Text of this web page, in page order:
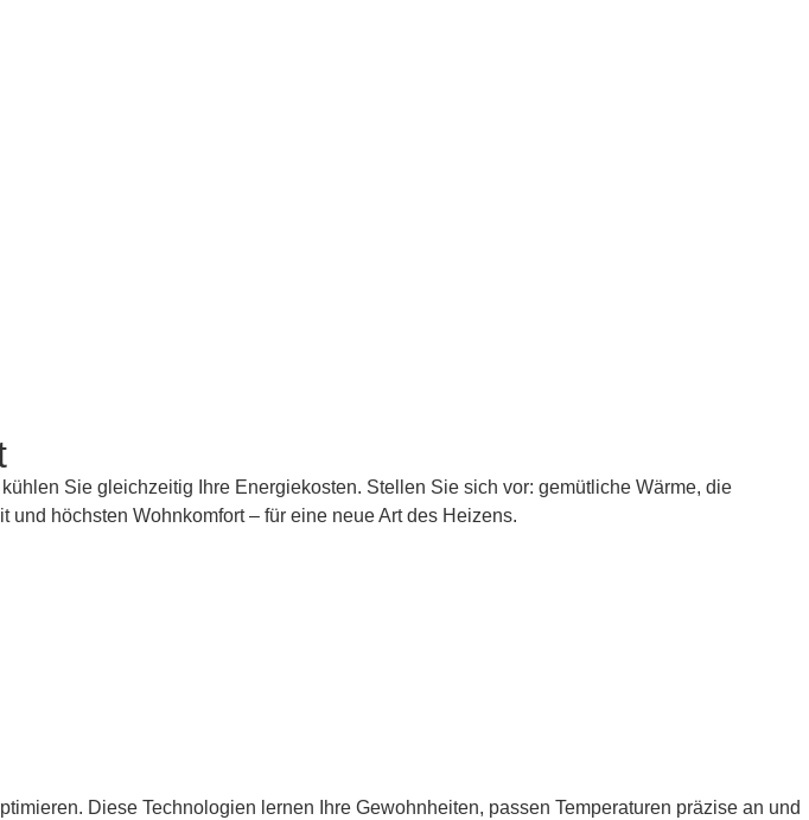
Sie gleichzeitig Ihre Energiekosten. Stellen Sie sich vor: gemütliche Wärme, die
höchsten Wohnkomfort – für eine neue Art des Heizens.
Diese Technologien lernen Ihre Gewohnheiten, passen Temperaturen präzise an und